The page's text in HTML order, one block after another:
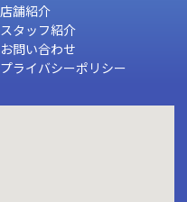
店舗紹介
スタッフ紹介
お問い合わせ
プライバシーポリシー